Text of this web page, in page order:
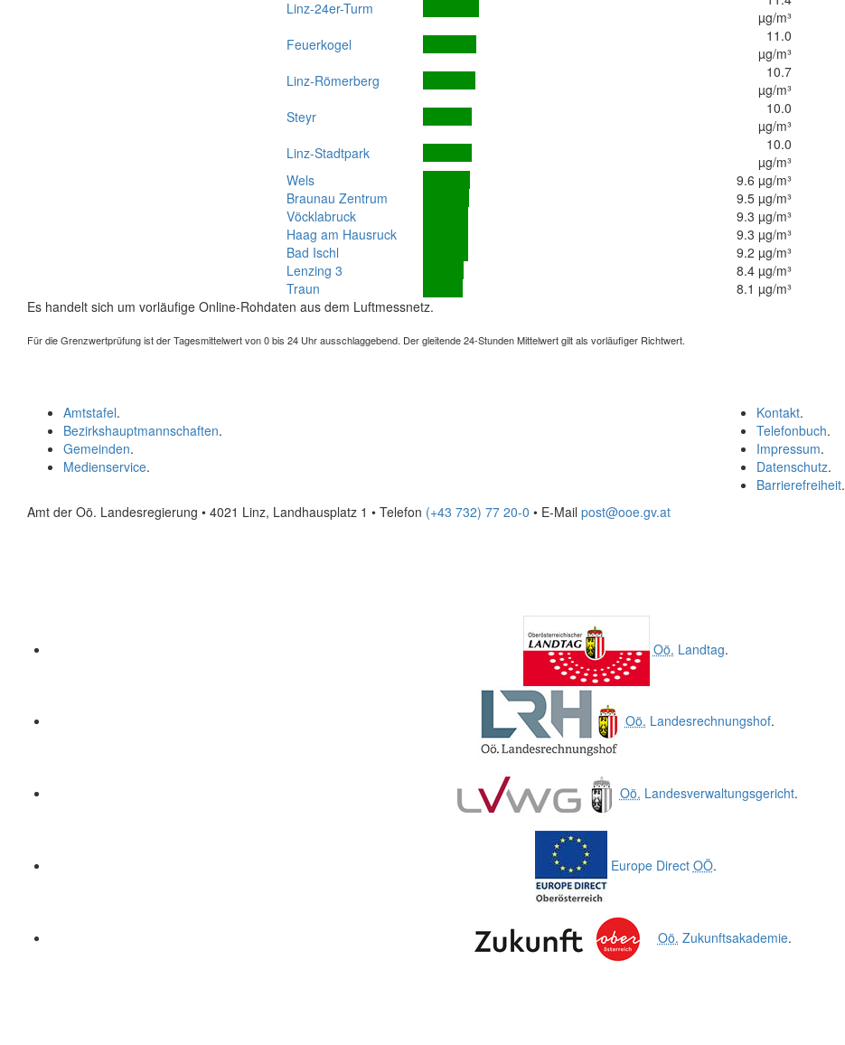
Linz-24er-Turm
µg/m³
Feuerkogel
11.0
µg/m³
Linz-Römerberg
10.7
µg/m³
Steyr
10.0
µg/m³
Linz-Stadtpark
10.0
µg/m³
Wels
9.6 µg/m³
Braunau Zentrum
9.5 µg/m³
Vöcklabruck
9.3 µg/m³
Haag am Hausruck
9.3 µg/m³
Bad Ischl
9.2 µg/m³
Lenzing 3
8.4 µg/m³
Traun
8.1 µg/m³
Es handelt sich um vorläufige Online-Rohdaten aus dem Luftmessnetz.
Für die Grenzwertprüfung ist der Tagesmittelwert von 0 bis 24 Uhr ausschlaggebend. Der gleitende 24-Stunden Mittelwert gilt als vorläufiger Richtwert.
Kontakt.
Telefonbuch.
Impressum.
Datenschutz.
Barrierefreiheit.
Amtstafel.
Bezirkshauptmannschaften.
Gemeinden.
Medienservice.
Amt der Oö. Landesregierung • 4021 Linz, Landhausplatz 1 • Telefon (+43 732) 77 20-0 • E-Mail post@ooe.gv.at
Oö. Landtag.
Oö. Landesrechnungshof.
Oö. Landesverwaltungsgericht.
Europe Direct OÖ.
Oö. Zukunftsakademie.